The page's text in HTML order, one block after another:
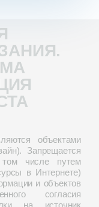
объектами
Запрещается
том числе путем
в Интернете)
и объектов
согласия
на источник